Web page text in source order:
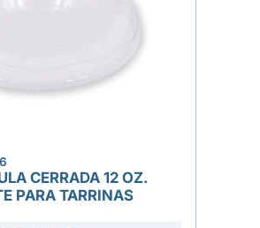
CERRADA 12 OZ.
PARA TARRINAS